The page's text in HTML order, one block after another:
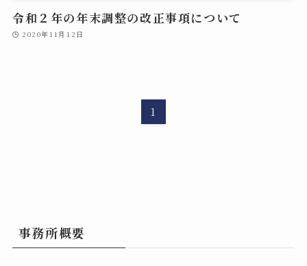
令和２年の年末調整の改正事項について
2020年11月12日
1
事務所概要